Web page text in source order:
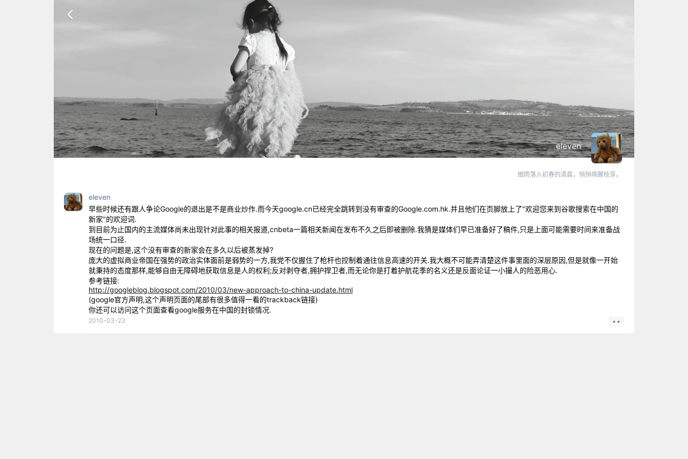
eleven
细雨落入初春的清晨，悄悄唤醒枝芽。
eleven
早些时候还有跟人争论Google的退出是不是商业炒作.而今天google.cn已经完全跳转到没有审查的Google.com.hk.并且他们在页脚放上了"欢迎您来到谷歌搜索在中国的
新家"的欢迎词.
到目前为止国内的主流媒体尚未出现针对此事的相关报道,cnbeta一篇相关新闻在发布不久之后即被删除.我猜是媒体们早已准备好了稿件,只是上面可能需要时间来准备战
场统一口径.
现在的问题是,这个没有审查的新家会在多久以后被蒸发掉?
庞大的虚拟商业帝国在强势的政治实体面前是弱势的一方,我党不仅握住了枪杆也控制着通往信息高速的开关.我大概不可能弄清楚这件事里面的深层原因,但是就像一开始
就秉持的态度那样,能够自由无障碍地获取信息是人的权利;反对剥夺者,拥护捍卫者,而无论你是打着护航花季的名义还是反面论证一小撮人的险恶用心.
参考链接:
http://googleblog.blogspot.com/2010/03/new-approach-to-china-update.html
(google官方声明,这个声明页面的尾部有很多值得一看的trackback链接)
你还可以访问这个页面查看google服务在中国的封锁情况.
2010-03-23